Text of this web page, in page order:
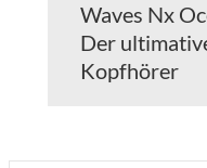
Waves Nx
Der
Kopfhörer